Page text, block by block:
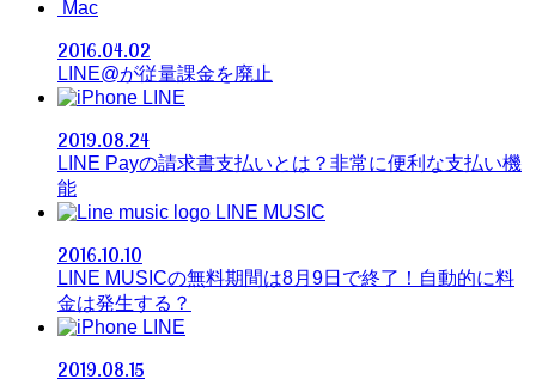
Mac
2016.04.02
LINE@が従量課金を廃止
LINE
2019.08.24
LINE Payの請求書支払いとは？非常に便利な支払い機
能
LINE MUSIC
2016.10.10
LINE MUSICの無料期間は8月9日で終了！自動的に料
金は発生する？
LINE
2019.08.15